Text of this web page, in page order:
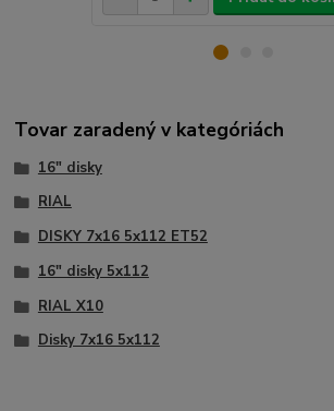
Tovar zaradený v kategóriách
16" disky
RIAL
DISKY 7x16 5x112 ET52
16" disky 5x112
RIAL X10
Disky 7x16 5x112